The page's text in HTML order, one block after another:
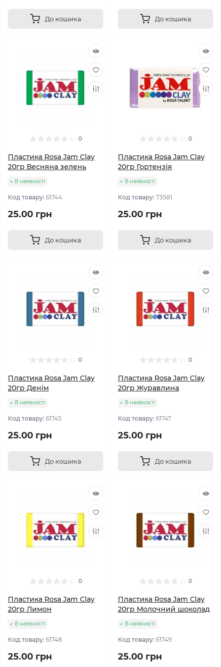
До кошика До кошика
0
Пластика Rosa Jam Clay
20гр Весняна зелень
В наявності
Код товару: 61744
25.00 грн
До кошика
0
Пластика Rosa Jam Clay
20гр Гортензія
В наявності
Код товару: 73581
25.00 грн
До кошика
0
Пластика Rosa Jam Clay
20гр Денім
В наявності
Код товару: 61745
25.00 грн
До кошика
0
Пластика Rosa Jam Clay
20гр Журавлина
В наявності
Код товару: 61747
25.00 грн
До кошика
0
Пластика Rosa Jam Clay
20гр Лимон
В наявності
Код товару: 61748
25.00 грн
0
Пластика Rosa Jam Clay
20гр Молочний шоколад
В наявності
Код товару: 61749
25.00 грн